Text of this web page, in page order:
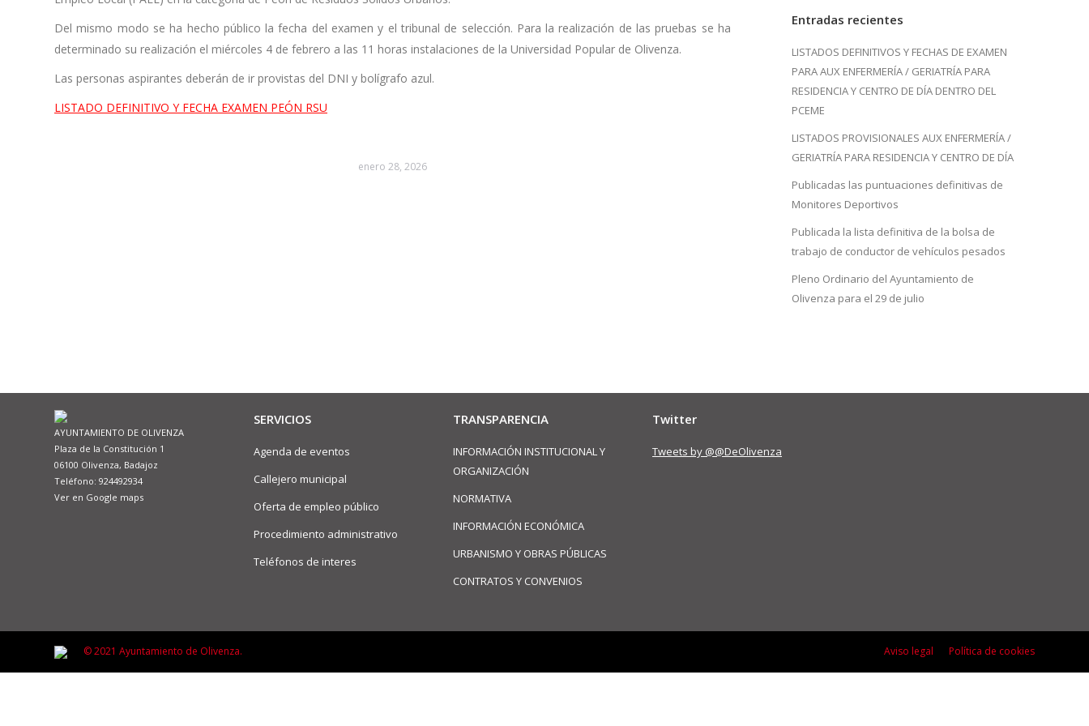
Del mismo modo se ha hecho público la fecha del examen y el tribunal de selección. Para la realización de las pruebas se ha
determinado su realización el miércoles 4 de febrero a las 11 horas instalaciones de la Universidad Popular de Olivenza.
Las personas aspirantes deberán de ir provistas del DNI y bolígrafo azul.
LISTADO DEFINITIVO Y FECHA EXAMEN PEÓN RSU
enero 28, 2026
Entradas recientes
LISTADOS DEFINITIVOS Y FECHAS DE EXAMEN
PARA AUX ENFERMERÍA / GERIATRÍA PARA
RESIDENCIA Y CENTRO DE DÍA DENTRO DEL
PCEME
LISTADOS PROVISIONALES AUX ENFERMERÍA /
GERIATRÍA PARA RESIDENCIA Y CENTRO DE DÍA
Publicadas las puntuaciones definitivas de
Monitores Deportivos
Publicada la lista definitiva de la bolsa de
trabajo de conductor de vehículos pesados
Pleno Ordinario del Ayuntamiento de
Olivenza para el 29 de julio
AYUNTAMIENTO DE OLIVENZA
Plaza de la Constitución 1
06100 Olivenza, Badajoz
Teléfono: 924492934
Ver en Google maps
SERVICIOS
Agenda de eventos
Callejero municipal
Oferta de empleo público
Procedimiento administrativo
Teléfonos de interes
TRANSPARENCIA
INFORMACIÓN INSTITUCIONAL Y
ORGANIZACIÓN
NORMATIVA
INFORMACIÓN ECONÓMICA
URBANISMO Y OBRAS PÚBLICAS
CONTRATOS Y CONVENIOS
Twitter
Tweets by @@DeOlivenza
© 2021 Ayuntamiento de Olivenza. Aviso legal Política de cookies